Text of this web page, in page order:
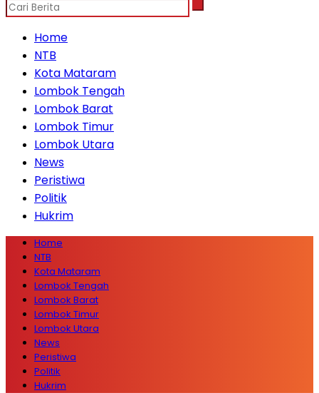
Home
NTB
Kota Mataram
Lombok Tengah
Lombok Barat
Lombok Timur
Lombok Utara
News
Peristiwa
Politik
Hukrim
Home
NTB
Kota Mataram
Lombok Tengah
Lombok Barat
Lombok Timur
Lombok Utara
News
Peristiwa
Politik
Hukrim